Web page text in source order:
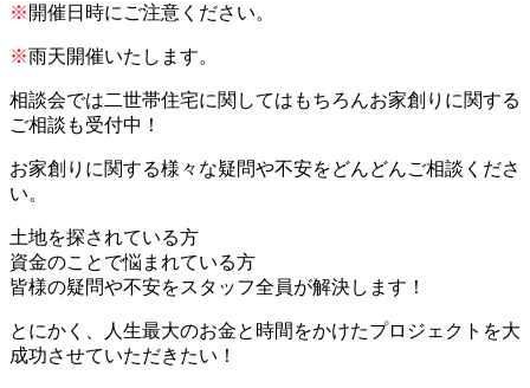
※ 開催日時にご注意ください。
※雨天開催いたします。
相談会では二世帯住宅に関してはもちろんお家創りに関する
ご相談も受付中！
お家創りに関する様々な疑問や不安をどんどんご相談くださ
い。
土地を探されている方
資金のことで悩まれている方
皆様の疑問や不安をスタッフ全員が解決します！
とにかく、人生最大のお金と時間をかけたプロジェクトを大
成功させていただきたい！